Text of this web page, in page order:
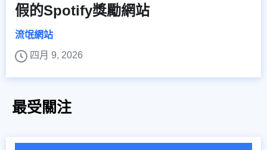
假的Spotify獎勵網站
流氓網站
四月 9, 2026
最受關注